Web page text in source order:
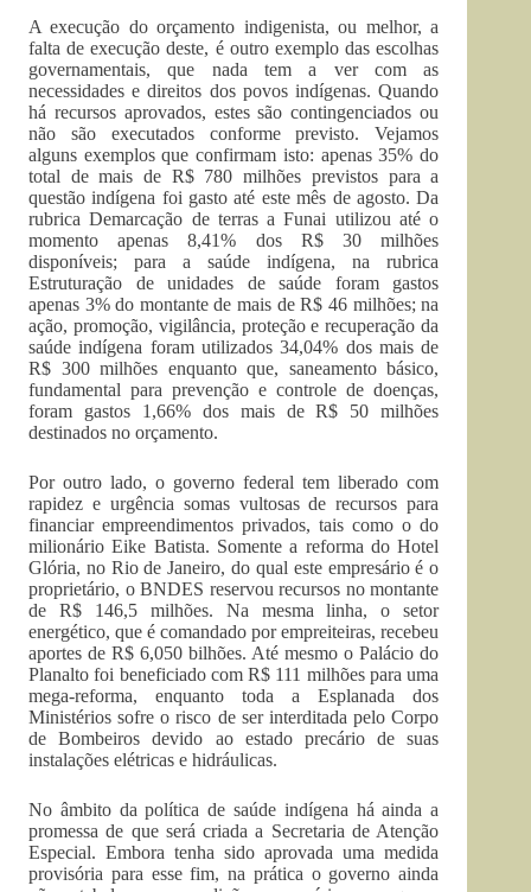
A execução do orçamento indigenista, ou melhor, a
falta de execução deste, é outro exemplo das escolhas
governamentais, que nada tem a ver com as
necessidades e direitos dos povos indígenas. Quando
há recursos aprovados, estes são contingenciados ou
não são executados conforme previsto. Vejamos
alguns exemplos que confirmam isto: apenas 35% do
total de mais de R$ 780 milhões previstos para a
questão indígena foi gasto até este mês de agosto. Da
rubrica Demarcação de terras a Funai utilizou até o
momento apenas 8,41% dos R$ 30 milhões
disponíveis; para a saúde indígena, na rubrica
Estruturação de unidades de saúde foram gastos
apenas 3% do montante de mais de R$ 46 milhões; na
ação, promoção, vigilância, proteção e recuperação da
saúde indígena foram utilizados 34,04% dos mais de
R$ 300 milhões enquanto que, saneamento básico,
fundamental para prevenção e controle de doenças,
foram gastos 1,66% dos mais de R$ 50 milhões
destinados no orçamento.
Por outro lado, o governo federal tem liberado com
rapidez e urgência somas vultosas de recursos para
financiar empreendimentos privados, tais como o do
milionário Eike Batista. Somente a reforma do Hotel
Glória, no Rio de Janeiro, do qual este empresário é o
proprietário, o BNDES reservou recursos no montante
de R$ 146,5 milhões. Na mesma linha, o setor
energético, que é comandado por empreiteiras, recebeu
aportes de R$ 6,050 bilhões. Até mesmo o Palácio do
Planalto foi beneficiado com R$ 111 milhões para uma
mega-reforma, enquanto toda a Esplanada dos
Ministérios sofre o risco de ser interditada pelo Corpo
de Bombeiros devido ao estado precário de suas
instalações elétricas e hidráulicas.
No âmbito da política de saúde indígena há ainda a
promessa de que será criada a Secretaria de Atenção
Especial. Embora tenha sido aprovada uma medida
provisória para esse fim, na prática o governo ainda